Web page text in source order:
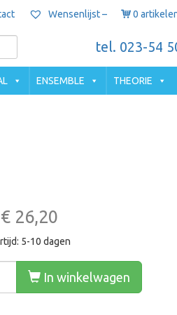
Wensenlijst – 0
tel. 023-54
ENSEMBLE THEORIE
€ 26,20
5-10 dagen
In winkelwagen